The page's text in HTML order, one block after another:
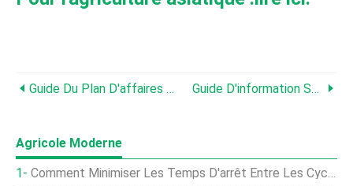
Guide Du Plan D'affaires De L'élevage Laitier Guide D'information Sur La Pisciculture Du Mérou
Agricole Moderne
Comment Minimiser Les Temps D'arrêt Entre Les Cycles De Culture Hydroponique